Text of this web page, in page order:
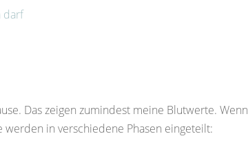
darf
Das zeigen zumindest meine Blutwerte. Wenn
werden in verschiedene Phasen eingeteilt: